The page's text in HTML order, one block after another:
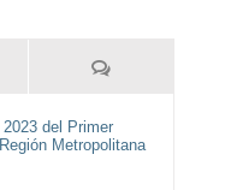
Comentarios
del Primer
Metropolitana